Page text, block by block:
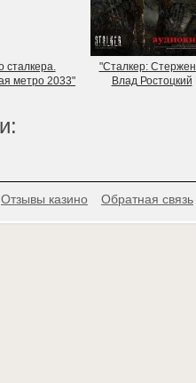
сталкера.
метро 2033"
"Сталкер:
Влад Ростоцкий
Отзывы казино Обратная связь